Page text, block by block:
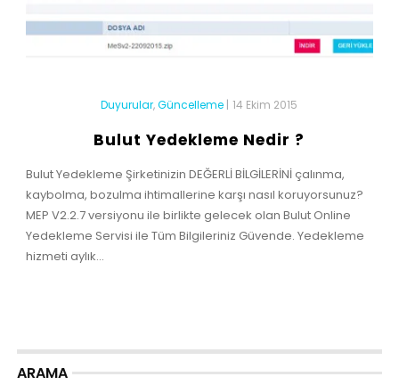
Duyurular,Güncelleme | 14 Ekim 2015
Bulut Yedekleme Nedir ?
Bulut Yedekleme Şirketinizin DEĞERLİ BİLGİLERİNİ çalınma,
kaybolma, bozulma ihtimallerine karşı nasıl koruyorsunuz?
MEP V2.2.7 versiyonu ile birlikte gelecek olan Bulut Online
Yedekleme Servisi ile Tüm Bilgileriniz Güvende. Yedekleme
hizmeti aylık...
ARAMA